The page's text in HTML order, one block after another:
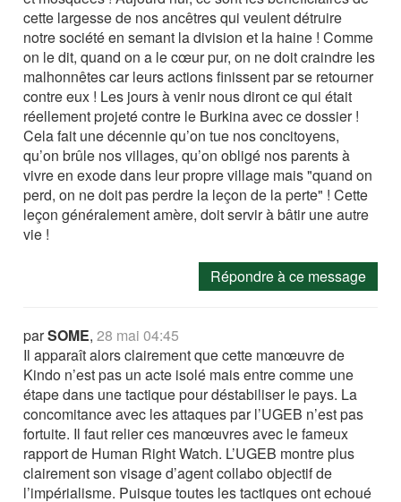
cette largesse de nos ancêtres qui veulent détruire
notre société en semant la division et la haine ! Comme
on le dit, quand on a le cœur pur, on ne doit craindre les
malhonnêtes car leurs actions finissent par se retourner
contre eux ! Les jours à venir nous diront ce qui était
réellement projeté contre le Burkina avec ce dossier !
Cela fait une décennie qu’on tue nos concitoyens,
qu’on brûle nos villages, qu’on obligé nos parents à
vivre en exode dans leur propre village mais "quand on
perd, on ne doit pas perdre la leçon de la perte" ! Cette
leçon généralement amère, doit servir à bâtir une autre
vie !
Répondre à ce message
parSOME,28 mai 04:45
Il apparaît alors clairement que cette manœuvre de
Kindo n’est pas un acte isolé mais entre comme une
étape dans une tactique pour déstabiliser le pays. La
concomitance avec les attaques par l’UGEB n’est pas
fortuite. Il faut relier ces manœuvres avec le fameux
rapport de Human Right Watch. L’UGEB montre plus
clairement son visage d’agent collabo objectif de
l’impérialisme. Puisque toutes les tactiques ont echoué